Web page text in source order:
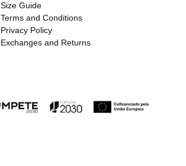
Size Guide
Terms and Conditions
Privacy Policy
Exchanges and Returns